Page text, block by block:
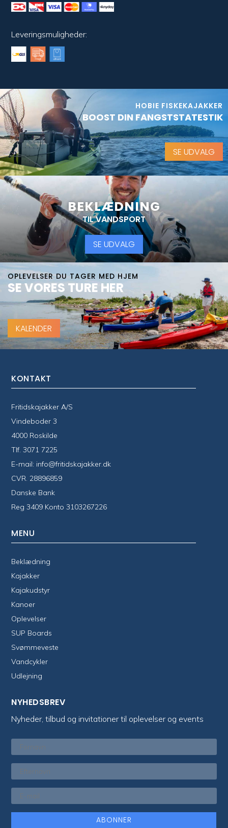
Leveringsmuligheder:
HOBIE FISKEKAJAKKER
BOOST DIN FANGSTSTATESTIK
SE UDVALG
BEKLÆDNING
TIL VANDSPORT
SE UDVALG
OPLEVELSER DU TAGER MED HJEM
SE VORES TURE HER
KALENDER
KONTAKT
Fritidskajakker A/S
Vindeboder 3
4000 Roskilde
Tlf.3071 7225
E-mail: info@fritidskajakker.dk
CVR. 28896859
Danske Bank
Reg 3409 Konto 3103267226
MENU
Beklædning
Kajakker
Kajakudstyr
Kanoer
Oplevelser
SUP Boards
Svømmeveste
Vandcykler
Udlejning
NYHEDSBREV
Nyheder, tilbud og invitationer til oplevelser og events
ABONNER